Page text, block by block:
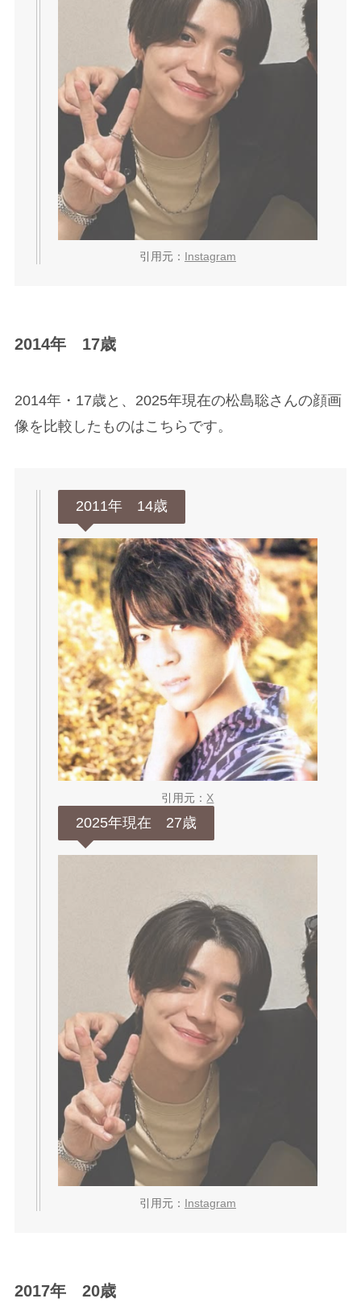
引用元： Instagram
2014年 17歳
2014年・17歳と、2025年現在の松島聡さんの顔画
像を比較したものはこちらです。
2011年 14歳
引用元： X
2025年現在 27歳
引用元： Instagram
2017年 20歳